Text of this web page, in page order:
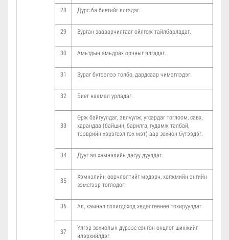
28 Дүрс ба биетийг ялгадаг.
29 Зурган зааварчилгааг ойлгож тайлбарладаг.
30 Амьтдын амьдрах орчныг ялгадаг.
31 Зураг бүтээлээ толбо, дардсаар чимэглэдэг.
32 Биет наамал урладаг.
33
Өрж байгуулдаг, эвлүүлж, угсардаг тоглоом, савх,
харандаа (байшин, барилга, гудамж талбай,
тээврийн хэрэгсэл гэх мэт)-аар зохион бүтээдэг.
34 Дууг ая хэмнэлийн дагуу дуулдаг.
35
Хэмнэлийн өөрчлөлтийг мэдэрч, хөгжмийн энгийн
зэмсгээр тоглодог.
36 Ая, хэмнэл солигдоход хөдөлгөөнөө тохируулдаг.
37
Үлгэр зохиолын дүрээс сонгон онцлог шинжийг
илэрхийлдэг.